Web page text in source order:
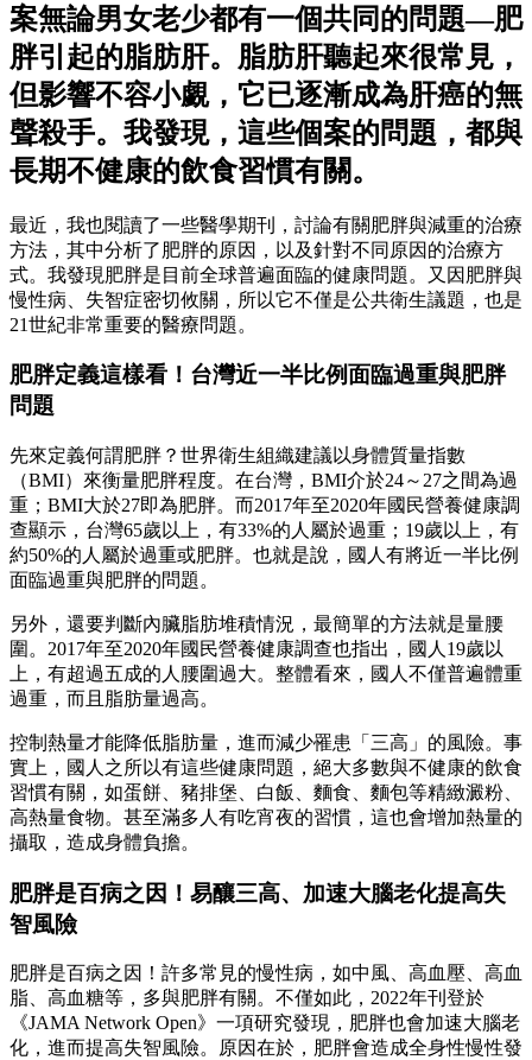
案無論男女老少都有一個共同的問題—肥
胖引起的脂肪肝。脂肪肝聽起來很常見，
但影響不容小覷，它已逐漸成為肝癌的無
聲殺手。我發現，這些個案的問題，都與
長期不健康的飲食習慣有關。
最近，我也閱讀了一些醫學期刊，討論有關肥胖與減重的治療
方法，其中分析了肥胖的原因，以及針對不同原因的治療方
式。我發現肥胖是目前全球普遍面臨的健康問題。又因肥胖與
慢性病、失智症密切攸關，所以它不僅是公共衛生議題，也是
21世紀非常重要的醫療問題。
肥胖定義這樣看！台灣近一半比例面臨過重與肥胖
問題
先來定義何謂肥胖？世界衛生組織建議以身體質量指數
（BMI）來衡量肥胖程度。在台灣，BMI介於24～27之間為過
重；BMI大於27即為肥胖。而2017年至2020年國民營養健康調
查顯示，台灣65歲以上，有33%的人屬於過重；19歲以上，有
約50%的人屬於過重或肥胖。也就是說，國人有將近一半比例
面臨過重與肥胖的問題。
另外，還要判斷內臟脂肪堆積情況，最簡單的方法就是量腰
圍。2017年至2020年國民營養健康調查也指出，國人19歲以
上，有超過五成的人腰圍過大。整體看來，國人不僅普遍體重
過重，而且脂肪量過高。
控制熱量才能降低脂肪量，進而減少罹患「三高」的風險。事
實上，國人之所以有這些健康問題，絕大多數與不健康的飲食
習慣有關，如蛋餅、豬排堡、白飯、麵食、麵包等精緻澱粉、
高熱量食物。甚至滿多人有吃宵夜的習慣，這也會增加熱量的
攝取，造成身體負擔。
肥胖是百病之因！易釀三高、加速大腦老化提高失
智風險
肥胖是百病之因！許多常見的慢性病，如中風、高血壓、高血
脂、高血糖等，多與肥胖有關。不僅如此，2022年刊登於
《JAMA Network Open》一項研究發現，肥胖也會加速大腦老
化，進而提高失智風險。原因在於，肥胖會造成全身性慢性發